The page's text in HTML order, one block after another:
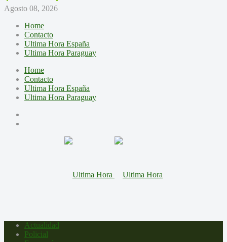
Agosto 08, 2026
Home
Contacto
Ultima Hora España
Ultima Hora Paraguay
Home
Contacto
Ultima Hora España
Ultima Hora Paraguay
Actualidad
Policial